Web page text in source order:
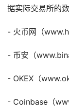
据实际交易所的
- 火币网（
- 币安 （
- OKEX（
- Coinbase（